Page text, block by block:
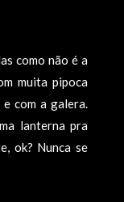
como não é a
muita pipoca
com a galera.
lanterna pra
ok? Nunca se